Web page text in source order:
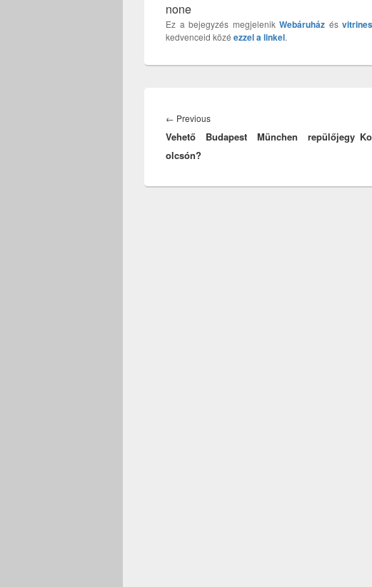
none
Ez a bejegyzés megjelenik Webáruház és
kedvenceid közé ezzel a linkel.
navigáció
← PreviousPrevious
post:
Vehető Budapest München repülőjegy
olcsón?